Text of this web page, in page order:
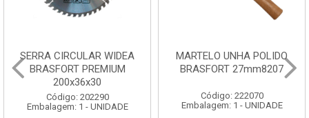
SERRA CIRCULAR WIDEA
BRASFORT PREMIUM
200x36x30
Código: 202290
Embalagem: 1 - UNIDADE
MARTELO UNHA POLIDO
BRASFORT 27mm8207
Código: 222070
Embalagem: 1 - UNIDADE